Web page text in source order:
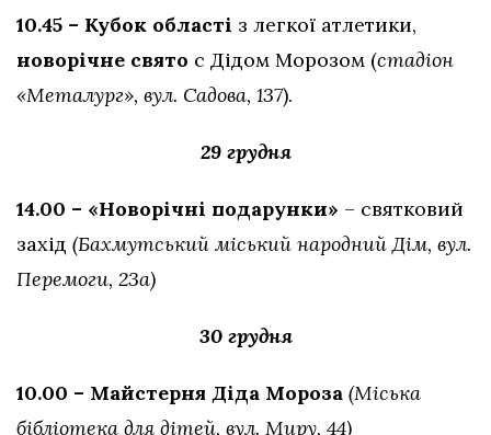
10.45 – Кубок області з легкої атлетики,
новорічне свято с Дідом Морозом (стадіон
«Металург», вул. Садова, 137).
29 грудня
14.00 – «Новорічні подарунки» – святковий
захід (Бахмутський міський народний Дім, вул.
Перемоги, 23а)
30 грудня
10.00 – Майстерня Діда Мороза (Міська
бібліотека для дітей, вул. Миру, 44)